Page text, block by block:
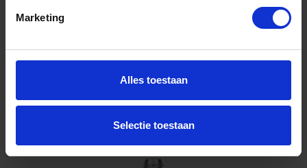
Marketing
Alles toestaan
Selectie toestaan
€ 103,03 incl. BTW
Bestel nu!